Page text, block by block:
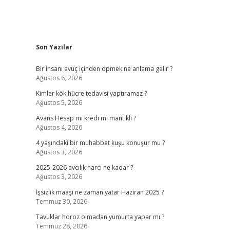
Sidebar
Son Yazılar
Bir insanı avuç içinden öpmek ne anlama gelir ?
Ağustos 6, 2026
Kimler kök hücre tedavisi yaptıramaz ?
Ağustos 5, 2026
Avans Hesap mı kredi mi mantıklı ?
Ağustos 4, 2026
4 yaşındaki bir muhabbet kuşu konuşur mu ?
Ağustos 3, 2026
2025-2026 avcılık harcı ne kadar ?
Ağustos 3, 2026
İşsizlik maaşı ne zaman yatar Haziran 2025 ?
Temmuz 30, 2026
Tavuklar horoz olmadan yumurta yapar mı ?
Temmuz 28, 2026